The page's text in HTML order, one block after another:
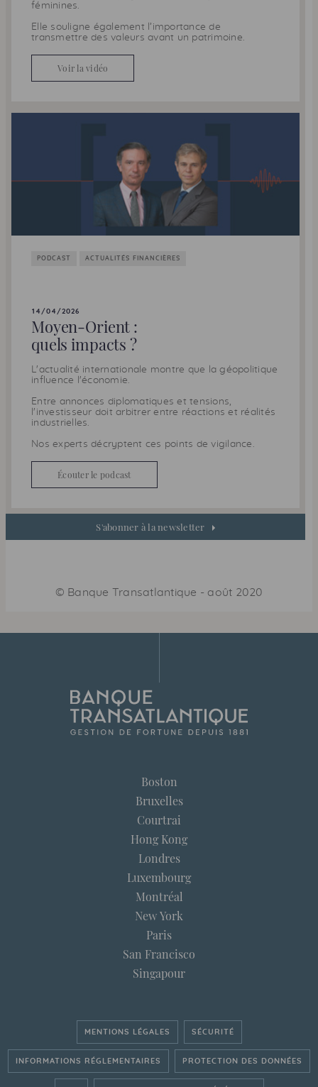
féminines.
Elle souligne également l’importance de
transmettre des valeurs avant un patrimoine.
Voir la vidéo
PODCAST ACTUALITÉS FINANCIÈRES
14/04/2026
Moyen-Orient :
quels impacts ?
L'actualité internationale montre que la géopolitique
influence l'économie.
Entre annonces diplomatiques et tensions,
l'investisseur doit arbitrer entre réactions et réalités
industrielles.
Nos experts décryptent ces points de vigilance.
Écouter le podcast
S'abonner à la newsletter
© Banque Transatlantique - août 2020
Boston
Bruxelles
Courtrai
Hong Kong
Londres
Luxembourg
Montréal
New York
Paris
San Francisco
Singapour
MENTIONS LÉGALES SÉCURITÉ
INFORMATIONS RÉGLEMENTAIRES PROTECTION DES DONNÉES